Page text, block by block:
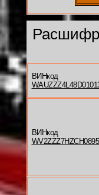
ВИНкод
ВИНкод